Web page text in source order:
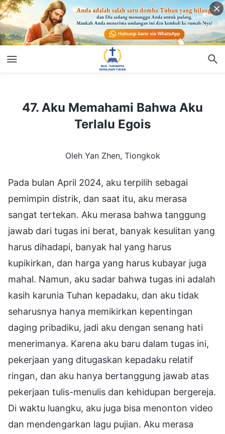
47. Aku Memahami Bahwa Aku Terlalu Egois
47. Aku Memahami Bahwa Aku
Terlalu Egois
Oleh Yan Zhen, Tiongkok
Pada bulan April 2024, aku terpilih sebagai
pemimpin distrik, dan saat itu, aku merasa
sangat tertekan. Aku merasa bahwa tanggung
jawab dari tugas ini berat, banyak kesulitan yang
harus dihadapi, banyak hal yang harus
kupikirkan, dan harga yang harus kubayar juga
mahal. Namun, aku sadar bahwa tugas ini adalah
kasih karunia Tuhan kepadaku, dan aku tidak
seharusnya hanya memikirkan kepentingan
daging pribadiku, jadi aku dengan senang hati
menerimanya. Karena aku baru dalam tugas ini,
pekerjaan yang ditugaskan kepadaku relatif
ringan, dan aku hanya bertanggung jawab atas
pekerjaan tulis-menulis dan kehidupan bergereja.
Di waktu luangku, aku juga bisa menonton video
dan mendengarkan lagu pujian. Aku merasa